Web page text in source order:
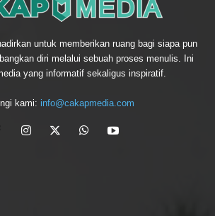
untuk memberikan ruang bagi siapa pun
diri melalui sebuah proses menulis. Ini
yang informatif sekaligus inspiratif.
kami: info@cakapmedia.com